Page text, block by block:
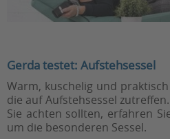
Gerda testet: Aufstehsessel
Warm, kuschelig und
die auf Aufstehsessel
Sie achten sollten, erfahren
um die besonderen Sessel.